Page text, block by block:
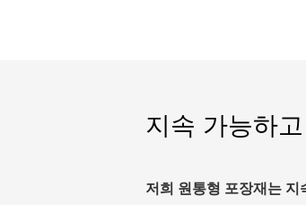
지속 가능하
저희 원통형 포장재는